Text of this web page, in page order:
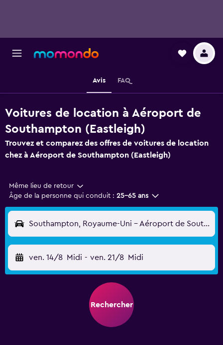
Avis FAQ
Voitures de location à Aéroport de
Southampton (Eastleigh)
Trouvez et comparez des offres de voitures de location
chez à Aéroport de Southampton (Eastleigh)
Même lieu de retour
Âge de la personne qui conduit : 25-65 ans
Southampton, Royaume-Uni - Aéroport de Southampton (Eastleigh) (SOU)
ven. 14/8 Midi - ven. 21/8 Midi
Rechercher